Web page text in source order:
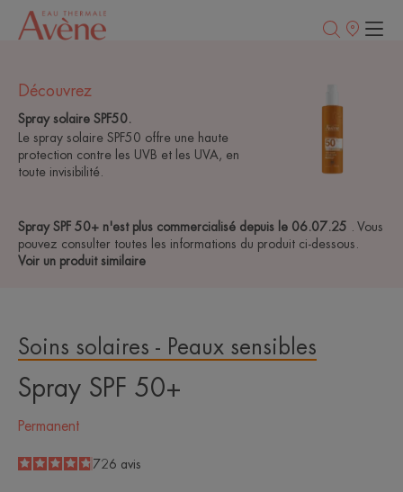
Points
Spray SPF 50+ n'est plus commercialisé depuis le 06.07.25
. Vous
pouvez consulter toutes les informations du produit ci-dessous.
Voir un produit similaire
Découvrez
Spray solaire SPF50.
Le spray solaire SPF50 offre une haute
protection contre les UVB et les UVA, en
toute invisibilité.
Soins solaires - Peaux sensibles
Spray SPF 50+
Permanent
4.8
/
5
726 avis